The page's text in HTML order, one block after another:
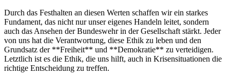
Durch das Festhalten​ an diesen Werten schaffen⁣ wir ein‍ starkes
Fundament, das nicht nur unser ‍eigenes Handeln leitet, sondern
auch das Ansehen der Bundeswehr in der Gesellschaft stärkt.⁤ Jeder
von uns hat⁣ die Verantwortung, diese Ethik zu leben​ und den
Grundsatz der‌ **Freiheit** und **Demokratie** zu‍ verteidigen.
⁣Letztlich ist ​es ⁣die Ethik, die uns hilft,​ auch ⁤in Krisensituationen die
richtige Entscheidung zu treffen.